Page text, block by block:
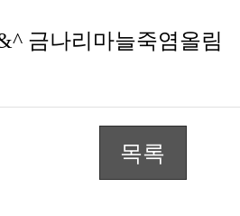
금나리마늘죽염올림
목록